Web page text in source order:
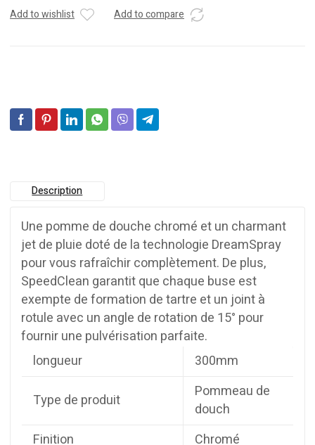
Add to wishlist Add to compare
Description
Une pomme de douche chromé et un charmant
jet de pluie doté de la technologie DreamSpray
pour vous rafraîchir complètement. De plus,
SpeedClean garantit que chaque buse est
exempte de formation de tartre et un joint à
rotule avec un angle de rotation de 15° pour
fournir une pulvérisation parfaite.
longueur
300mm
Type de produit
Pommeau de
douch
Finition
Chromé